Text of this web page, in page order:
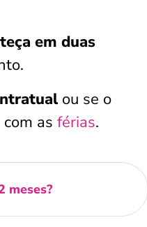
em duas
ou se o
as férias.
meses?